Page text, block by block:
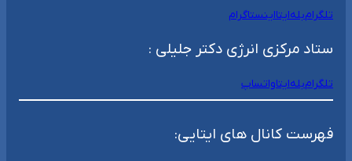
تلگرامبلهایتااینستاگرام
ستاد مرکزی انرژی دکتر جلیلی :
تلگرامبلهایتاواتساپ
فهرست کانال های ایتایی: